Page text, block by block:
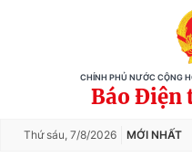
CHÍNH PHỦ NƯỚC CỘNG
Báo Điện
Thứ sáu, 7/8/2026 MỚI NHẤT